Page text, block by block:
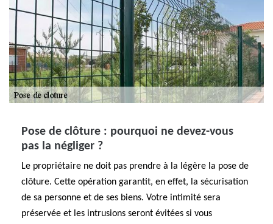
Pose de clôture : pourquoi ne devez-vous
pas la négliger ?
Le propriétaire ne doit pas prendre à la légère la pose de
clôture. Cette opération garantit, en effet, la sécurisation
de sa personne et de ses biens. Votre intimité sera
préservée et les intrusions seront évitées si vous